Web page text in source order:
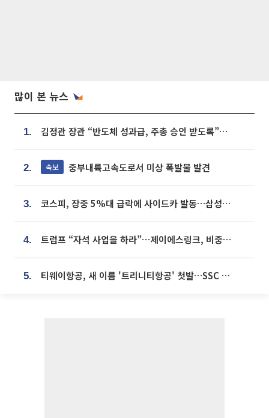
많이 본 뉴스
1. 김정관 장관 “반도체 성과급, 주총 승인 받도록”…상법·자본시장법 개정 시사
2. 속보 중부내륙고속도로서 미상 폭발물 발견
3. 코스피, 장중 5%대 급락에 사이드카 발동…삼성·SK 동반 폭락
4. 트럼프 “자석 사업을 하라”…제이에스링크, 비중국 영구자석 공급망 구축 속도
5. 티웨이항공, 새 이름 '트리니티항공' 첫발…SSC 전략 본격화